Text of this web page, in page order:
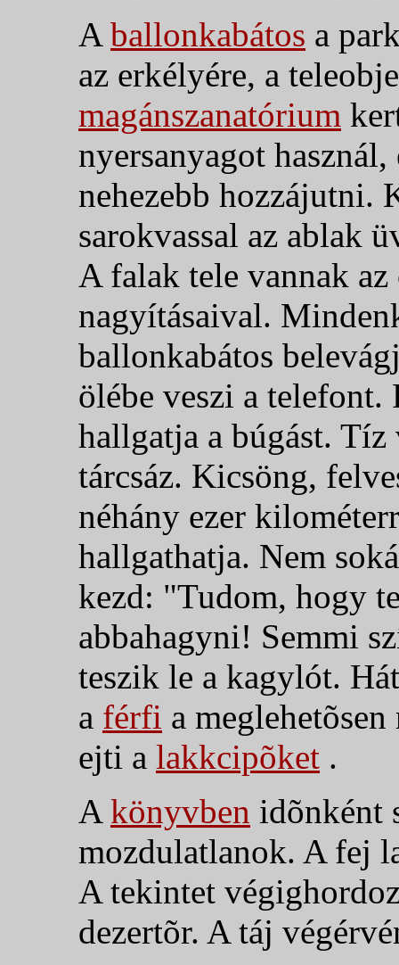
A ballonkabátos a
az erkélyére, a
magánszanatórium
nyersanyagot
nehezebb hozzájutni.
sarokvassal az ablak
A falak tele vannak
nagyításaival.
ballonkabátos
ölébe veszi a
hallgatja a búgást.
tárcsáz. Kicsöng,
néhány ezer
hallgathatja. Nem
kezd: "Tudom, hogy
abbahagyni! Semmi
teszik le a kagylót.
a férfi a
ejti a lakkcipõket .
A könyvben idõnként
mozdulatlanok. A fej
A tekintet
dezertõr. A táj